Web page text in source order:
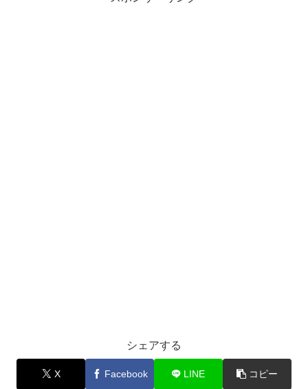
シェアする
X Facebook LINE コピー